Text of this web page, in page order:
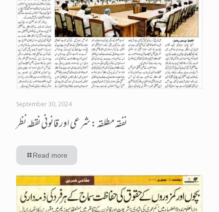
September 30, 2024
نفقہ مطلقہ : شرعی اور قانونی نقطہ نظر
Read more